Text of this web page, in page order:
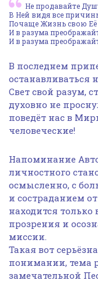
Не продавайте
В Ней видя все
Почаще Жизнь свою Её
И в разума
И в разума
В последнем
останавливаться
Свет свой разум,
духовно не
поведёт нас в
человеческие!
Напоминание
личностного
осмысленно, с
и состраданием
находится только
прозрения и
миссии.
Такая вот
понимании, тема
замечательной